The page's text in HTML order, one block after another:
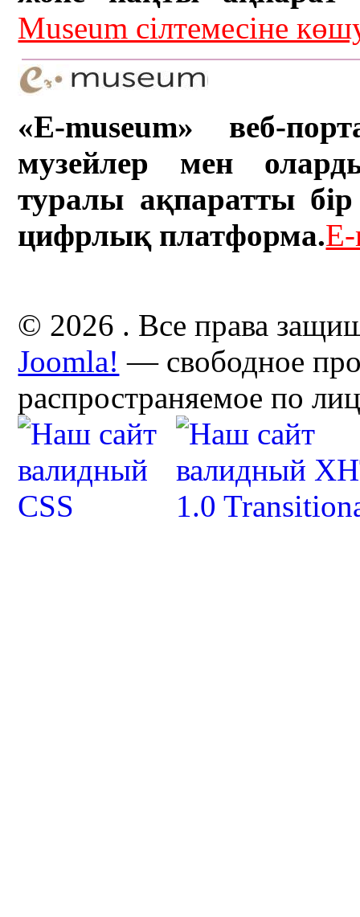
Museum сілтемесіне
«E-museum» веб-
музейлер мен
туралы ақпаратты бір
цифрлық платформа.
© 2026 . Все права
Joomla! — свободное
распространяемое по